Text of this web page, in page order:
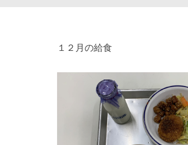
給
１２月の給食